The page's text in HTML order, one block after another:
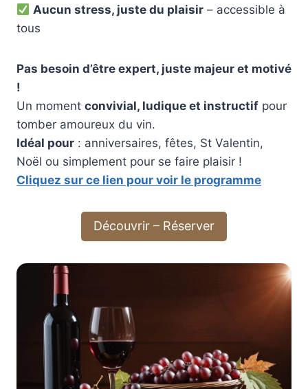
Aucun stress, juste du plaisir – accessible à
tous
Pas besoin d’être expert, juste majeur et motivé
!
Un moment convivial, ludique et instructif pour
tomber amoureux du vin.
Idéal pour : anniversaires, fêtes, St Valentin,
Noël ou simplement pour se faire plaisir !
Cliquez sur ce lien pour voir le programme
Découvrir – Réserver